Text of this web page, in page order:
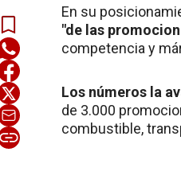
En su
"de las
competencia y
Los números la
de 3.000
combustible,